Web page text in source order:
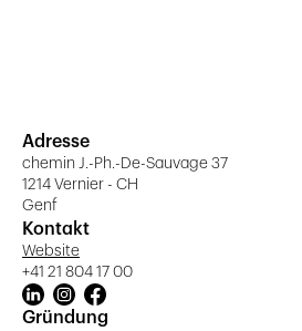
Adresse
chemin J.-Ph.-De-Sauvage 37
1214 Vernier - CH
Genf
Kontakt
Website
+41 21 804 17 00
Gründung